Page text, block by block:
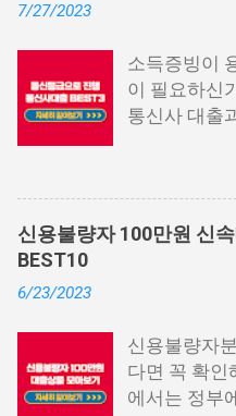
7/27/2023
소득증빙이
이 필요하신
통신사 대출
신사 대출
이 발생하면,
할 수도 있
해 무직 상태
대출 상품은
청할 수 있으
가능합니다.
신용불량자 100만원 신
BEST10
6/23/2023
신용불량자
다면 꼭 확인
에서는 정부